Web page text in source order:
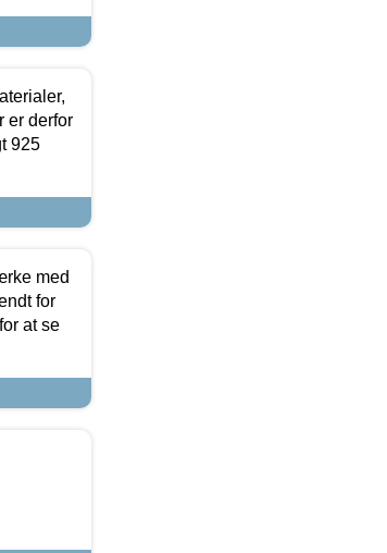
er derfor
925
med
for
at se